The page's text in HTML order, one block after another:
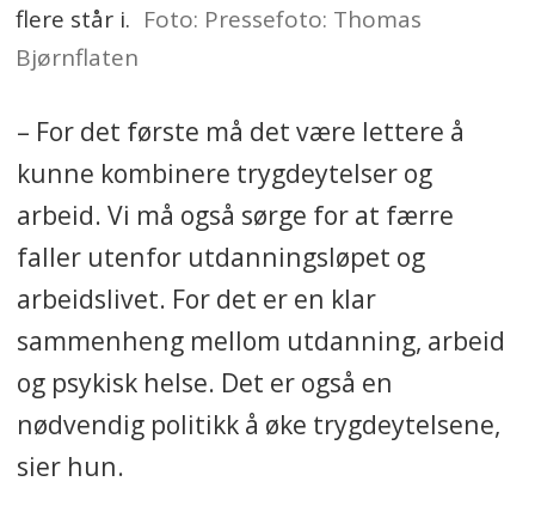
flere står i. Foto: Pressefoto: Thomas
Bjørnflaten
– For det første må det være lettere å
kunne kombinere trygdeytelser og
arbeid. Vi må også sørge for at færre
faller utenfor utdanningsløpet og
arbeidslivet. For det er en klar
sammenheng mellom utdanning, arbeid
og psykisk helse. Det er også en
nødvendig politikk å øke trygdeytelsene,
sier hun.